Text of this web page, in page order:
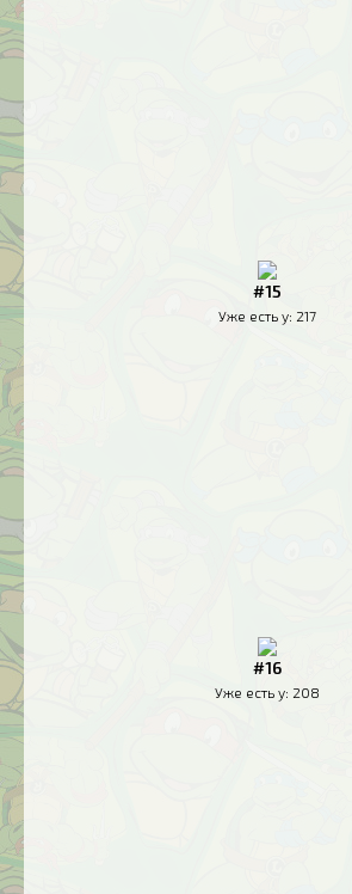
#15
Уже есть у: 217
#16
Уже есть у: 208